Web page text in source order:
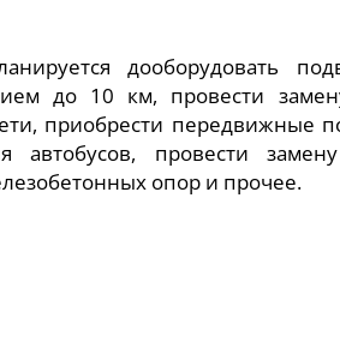
дооборудовать
до 10 км, провести
приобрести передвижные
автобусов, провести
опор и прочее.